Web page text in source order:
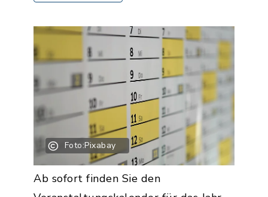
Foto:Pixabay
Ab sofort finden Sie den